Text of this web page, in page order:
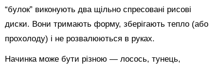
“булок” виконують два щільно спресовані рисові
диски. Вони тримають форму, зберігають тепло (або
прохолоду) і не розвалюються в руках.
Начинка може бути різною — лосось, тунець,